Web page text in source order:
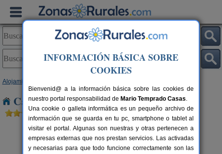
Alojamientos
Casas Rurales cerca de Campo Coy
INFORMACIÓN BÁSICA SOBRE
COOKIES
Bienvenid@ a la información básica sobre las cookies de
nuestro portal responsabilidad de Mario Temprado Casas.
Una cookie o galleta informática es un pequeño archivo de
información que se guarda en tu pc, smartphone o tablet al
visitar el portal. Algunas son nuestras y otras pertenecen a
empresas externas que nos prestan servicios. Las activadas
y necesarias para que todo funcione correctamente son las